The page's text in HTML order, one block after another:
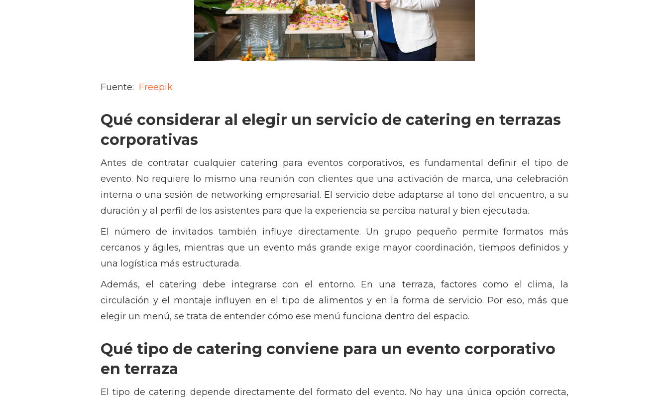
Fuente: Freepik
Qué considerar al elegir un servicio de catering en terrazas
corporativas
Antes de contratar cualquier catering para eventos corporativos, es fundamental definir el tipo de
evento. No requiere lo mismo una reunión con clientes que una activación de marca, una celebración
interna o una sesión de networking empresarial. El servicio debe adaptarse al tono del encuentro, a su
duración y al perfil de los asistentes para que la experiencia se perciba natural y bien ejecutada.
El número de invitados también influye directamente. Un grupo pequeño permite formatos más
cercanos y ágiles, mientras que un evento más grande exige mayor coordinación, tiempos definidos y
una logística más estructurada.
Además, el catering debe integrarse con el entorno. En una terraza, factores como el clima, la
circulación y el montaje influyen en el tipo de alimentos y en la forma de servicio. Por eso, más que
elegir un menú, se trata de entender cómo ese menú funciona dentro del espacio.
Qué tipo de catering conviene para un evento corporativo
en terraza
El tipo de catering depende directamente del formato del evento. No hay una única opción correcta,